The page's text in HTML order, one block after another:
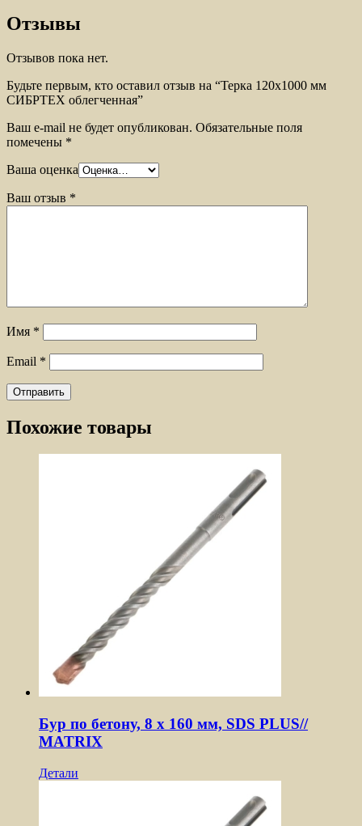
Отзывы
Отзывов пока нет.
Будьте первым, кто оставил отзыв на “Терка 120х1000 мм
СИБРТЕХ облегченная”
Ваш e-mail не будет опубликован. Обязательные поля
помечены *
Ваша оценка
Ваш отзыв *
Имя *
Email *
Похожие товары
Бур по бетону, 8 x 160 мм, SDS PLUS//
MATRIX
Детали